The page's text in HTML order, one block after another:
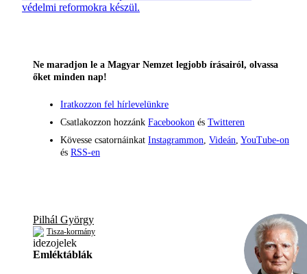
védelmi reformokra készül.
Ne maradjon le a Magyar Nemzet legjobb írásairól, olvassa
őket minden nap!
Iratkozzon fel hírlevelünkre
Csatlakozzon hozzánk Facebookon és Twitteren
Kövesse csatornáinkat Instagrammon, Videán, YouTube-on
és RSS-en
Pilhál György
Tisza-kormány
Emléktáblák